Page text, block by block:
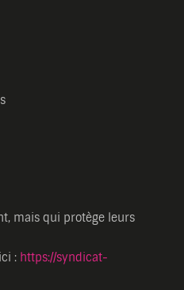
mais qui protège leurs
: https://syndicat-